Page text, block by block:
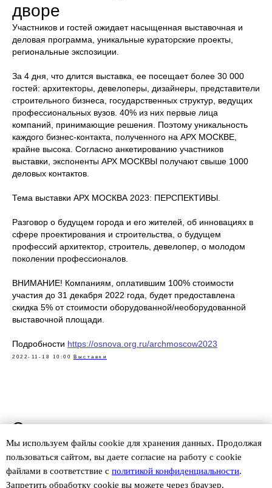
дворе
Участников и гостей ожидает насыщенная выставочная и
деловая программа, уникальные кураторские проекты,
региональные экспозиции.
За 4 дня, что длится выставка, ее посещает более 30 000
гостей: архитекторы, девелоперы, дизайнеры, представители
строительного бизнеса, государственных структур, ведущих
профессиональных вузов. 40% из них первые лица
компаний, принимающие решения. Поэтому уникальность
каждого бизнес-контакта, полученного на АРХ МОСКВЕ,
крайне высока. Согласно анкетированию участников
выставки, экспоненты АРХ МОСКВЫ получают свыше 1000
деловых контактов.
Тема выставки АРХ МОСКВА 2023: ПЕРСПЕКТИВЫ.
Разговор о будущем города и его жителей, об инновациях в
сфере проектирования и строительства, о будущем
профессий архитектор, строитель, девелопер, о молодом
поколении профессионалов.
ВНИМАНИЕ! Компаниям, оплатившим 100% стоимости
участия до 31 декабря 2022 года, будет предоставлена
скидка 5% от стоимости оборудованной/необорудованной
выставочной площади.
Подробности https://osnova.org.ru/archmoscow2023
2022-11-18 10:00 Выставки
Смотрите также
Мы используем файлы сookie для хранения данных. Продолжая
пользоваться сайтом, вы даете согласие на работу с cookie
файлами в соответствие с политикой конфиденциальности.
Запретить обработку cookie вы можете через браузер.